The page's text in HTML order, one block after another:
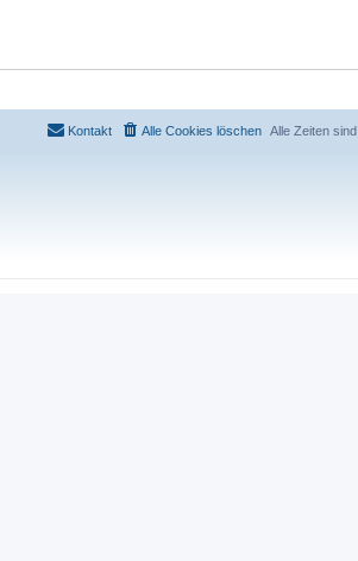
Alle Zeiten sind
Alle Cookies löschen
Kontakt